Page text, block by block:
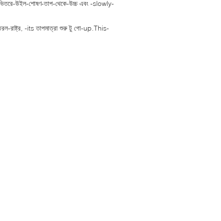
ভিতরে-উইল-শোষণ-তাপ-থেকে-উচ্চ এবং -slowly-
রাষ্ট্র, -its তাপমাত্রা শুরু টু গো-up.This-